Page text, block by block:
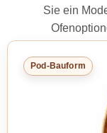
Sie ein
Pod-Bauform